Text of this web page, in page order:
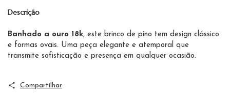
Descrição
Banhado a ouro 18k, este brinco de pino tem design clássico
e formas ovais. Uma peça elegante e atemporal que
transmite sofisticação e presença em qualquer ocasião.
Compartilhar